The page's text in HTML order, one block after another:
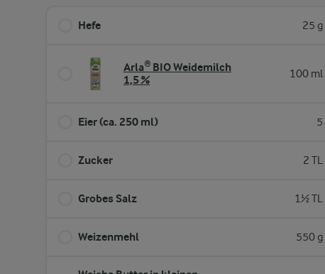
Hefe 25 g
Arla® BIO Weidemilch
1,5 %
100 ml
Eier (ca. 250 ml) 5
Zucker 2 TL
Grobes Salz 1½ TL
Weizenmehl 550 g